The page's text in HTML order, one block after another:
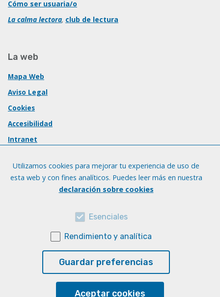
Cómo ser usuaria/o
La calma lectora, club de lectura
La web
Mapa Web
Aviso Legal
Cookies
Accesibilidad
Intranet
Utilizamos cookies para mejorar tu experiencia de uso de
esta web y con fines analíticos. Puedes leer más en nuestra
declaración sobre cookies
Esenciales
Rendimiento y analítica
Guardar preferencias
Aceptar cookies